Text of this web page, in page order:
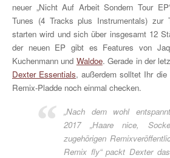
neuer „Nicht Auf Arbeit Sondern Tour
Tunes (4 Tracks plus Instrumentals) zur
starten wird und sich über insgesamt 12
der neuen EP gibt es Features von
Kuchenmann und Waldoe. Gerade in der
Dexter Essentials, außerdem solltet Ihr die
Remix-Pladde noch einmal checken.
„Nach dem wohl
2017 „Haare nice,
zugehörigen
Remix fly“ packt Dexter